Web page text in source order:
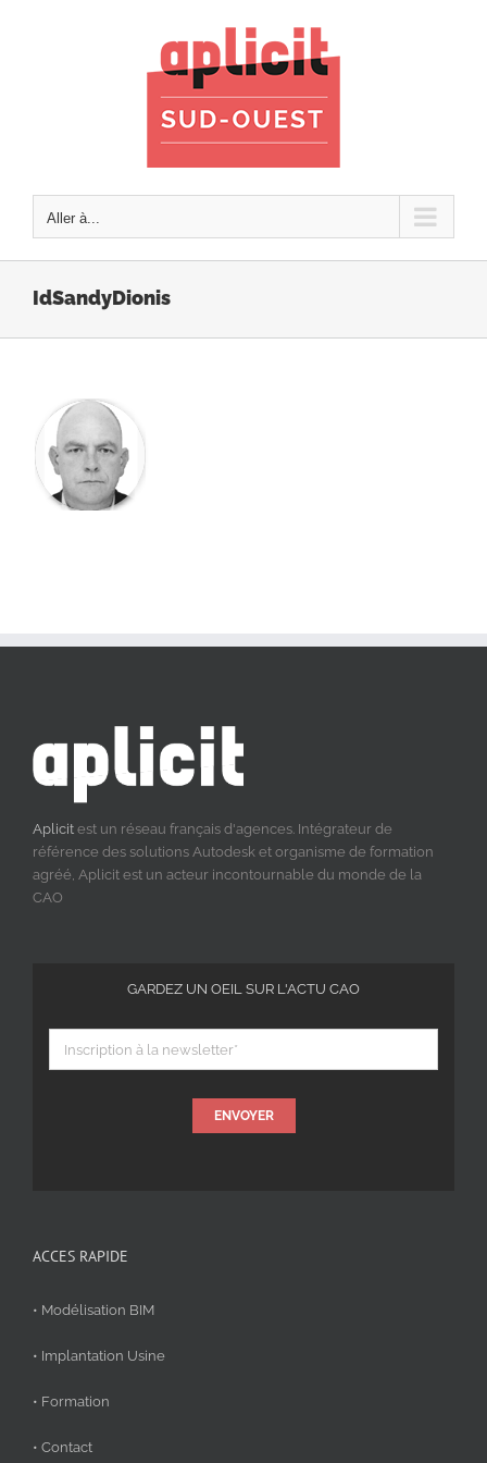
Aller à...
IdSandyDionis
Aplicit est un réseau français d'agences. Intégrateur de
référence des solutions Autodesk et organisme de formation
agréé, Aplicit est un acteur incontournable du monde de la
CAO
GARDEZ UN OEIL SUR L'ACTU CAO
ENVOYER
ACCES RAPIDE
• Modélisation BIM
• Implantation Usine
• Formation
• Contact